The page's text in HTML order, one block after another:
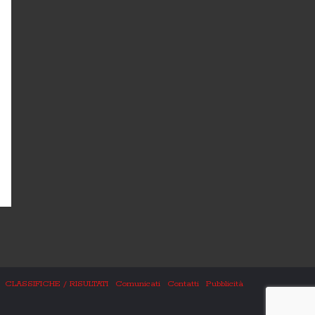
CLASSIFICHE / RISULTATI Comunicati Contatti Pubblicità